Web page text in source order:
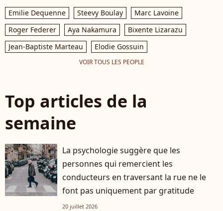
Emilie Dequenne Steevy Boulay
Marc Lavoine
Roger Federer
Aya Nakamura
Bixente Lizarazu
Jean-Baptiste Marteau
Elodie Gossuin
VOIR TOUS LES PEOPLE
Top articles de la
semaine
La psychologie suggère que les
personnes qui remercient les
conducteurs en traversant la rue ne le
font pas uniquement par gratitude
20 juillet 2026